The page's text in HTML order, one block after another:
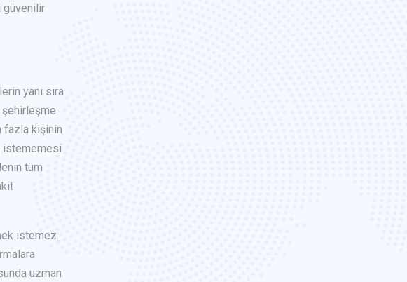
güvenilir
yanı sıra
fazla kişinin
istememesi
tüm
istemez.
uzman